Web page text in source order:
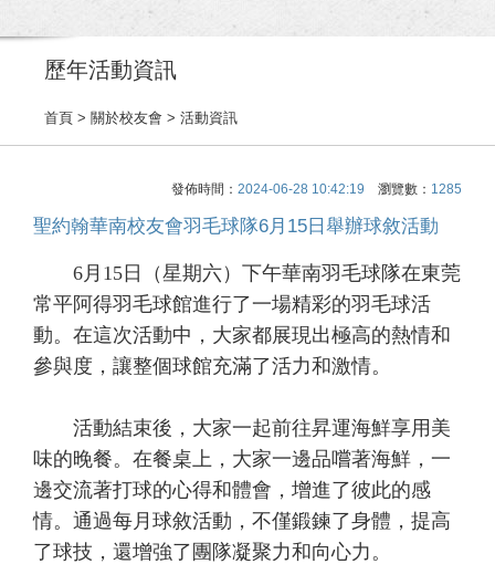
歷年活動資訊
首頁 > 關於校友會 > 活動資訊
發佈時間： 2024-06-28 10:42:19 瀏覽數： 1285
聖約翰華南校友會羽毛球隊6月15日舉辦球敘活動
6月15日（星期六）下午華南羽毛球隊在東莞
常平阿得羽毛球館進行了一場精彩的羽毛球活
動。在這次活動中，大家都展現出極高的熱情和
參與度，讓整個球館充滿了活力和激情。
活動結束後，大家一起前往昇運海鮮享用美
味的晚餐。在餐桌上，大家一邊品嚐著海鮮，一
邊交流著打球的心得和體會，增進了彼此的感
情。通過每月球敘活動，不僅鍛鍊了身體，提高
了球技，還增強了團隊凝聚力和向心力。